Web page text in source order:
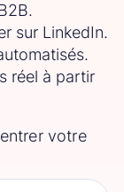
sur LinkedIn.
réel à partir
votre